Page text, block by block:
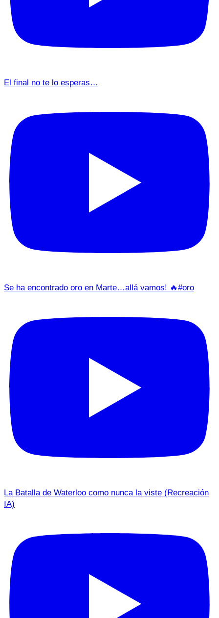
El final no te lo esperas…
Se ha encontrado oro en Marte…allá vamos! 🔥#oro
La Batalla de Waterloo como nunca la viste (Recreación
IA)